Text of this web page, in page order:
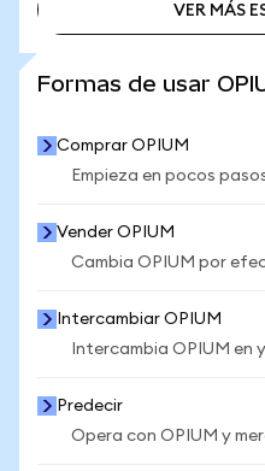
VER MÁS
Formas de usar
Comprar OPIUM
Empieza en pocos
Vender OPIUM
Cambia OPIUM por
Intercambiar OPIUM
Intercambia OPIUM en
Predecir
Opera con OPIUM y